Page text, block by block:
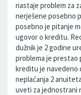
nastaje problem za
nerješene posebno
posebno je pitanje
ugovor o kreditu.
dužnik je 2 godine
problema je prestao
kreditu je navedeno
neplaćanja 2
uveti za jednostrani